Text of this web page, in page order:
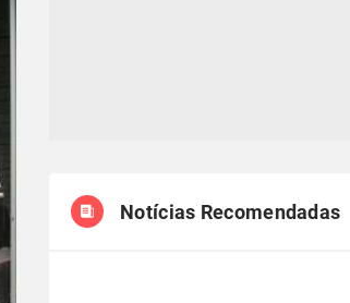
Notícias Recomendadas